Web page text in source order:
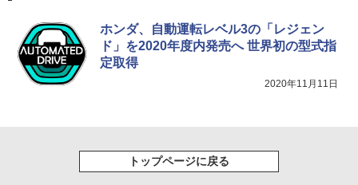
ホンダ、自動運転レベル3の「レジェン
ド」を2020年度内発売へ 世界初の型式指
定取得
2020年11月11日
トップページに戻る